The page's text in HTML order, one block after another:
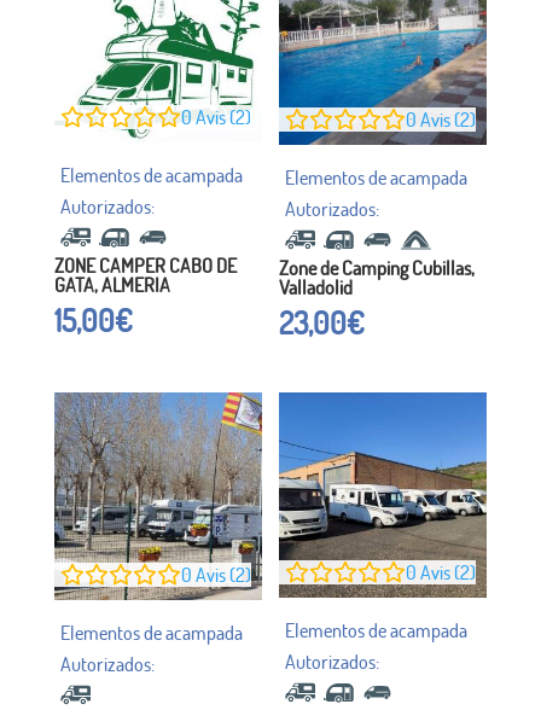
0Avis (2)
ZONE CAMPER CABO DE
GATA, ALMERIA
15,00€
0 Avis (2)
Zone de Camping Cubillas,
Valladolid
23,00€
0 Avis (2) 0 Avis (2)